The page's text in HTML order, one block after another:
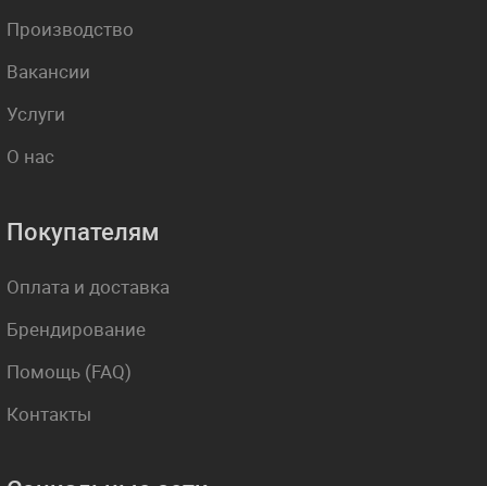
Производство
Вакансии
Услуги
О нас
Покупателям
Оплата и доставка
Брендирование
Помощь (FAQ)
Контакты